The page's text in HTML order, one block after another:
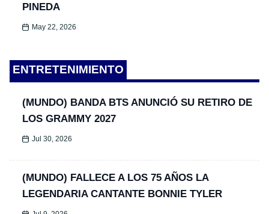
PINEDA
May 22, 2026
ENTRETENIMIENTO
(MUNDO) BANDA BTS ANUNCIÓ SU RETIRO DE
LOS GRAMMY 2027
Jul 30, 2026
(MUNDO) FALLECE A LOS 75 AÑOS LA
LEGENDARIA CANTANTE BONNIE TYLER